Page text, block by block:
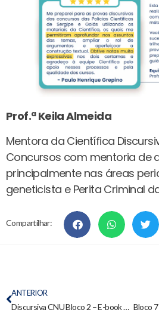
Prof.ª Keila Almeida
Mentora da Científica
Concursos com mentoria de
principalmente nas áreas
geneticista e Perita Criminal da
Compartilhar:
ANTERIOR
Discursiva CNU Bloco 2 – E-book gratuito para nota 10